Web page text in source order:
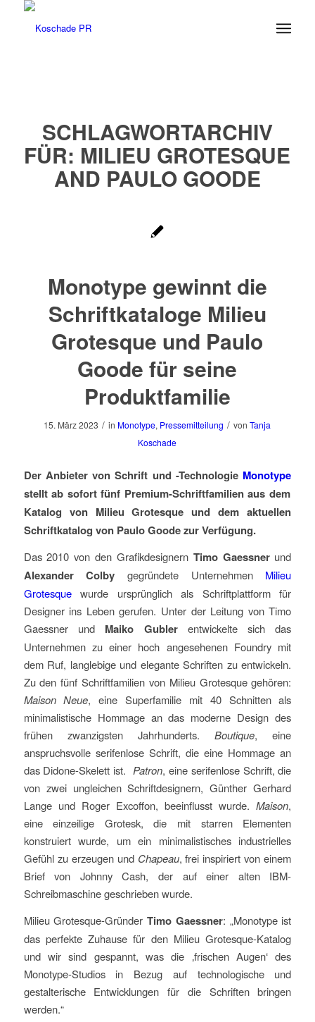
SCHLAGWORTARCHIV
FÜR: MILIEU GROTESQUE
AND PAULO GOODE
Monotype gewinnt die
Schriftkataloge Milieu
Grotesque und Paulo
Goode für seine
Produktfamilie
15. März 2023 / in Monotype, Pressemitteilung / vonTanja
Koschade
Der Anbieter von Schrift und -Technologie Monotype
stellt ab sofort fünf Premium-Schriftfamilien aus dem
Katalog von Milieu Grotesque und dem aktuellen
Schriftkatalog von Paulo Goode zur Verfügung.
Das 2010 von den Grafikdesignern Timo Gaessnerund
Alexander Colby gegründete Unternehmen Milieu
Grotesquewurde ursprünglich als Schriftplattform für
Designer ins Leben gerufen. Unter der Leitung von Timo
Gaessner und Maiko Gublerentwickelte sich das
Unternehmen zu einer hoch angesehenen Foundry mit
dem Ruf, langlebige und elegante Schriften zu entwickeln.
Zu den fünf Schriftfamilien von Milieu Grotesque gehören:
Maison Neue, eine Superfamilie mit 40 Schnitten als
minimalistische Hommage an das moderne Design des
frühen zwanzigsten Jahrhunderts.Boutique, eine
anspruchsvolle serifenlose Schrift, die eine Hommage an
das Didone-Skelett ist. Patron, eine serifenlose Schrift, die
von zwei ungleichen Schriftdesignern, Günther Gerhard
Lange und Roger Excoffon, beeinflusst wurde.Maison,
eine einzeilige Grotesk, die mit starren Elementen
konstruiert wurde, um ein minimalistisches industrielles
Gefühl zu erzeugen und Chapeau, frei inspiriert von einem
Brief von Johnny Cash, der auf einer alten IBM-
Schreibmaschine geschrieben wurde.
Milieu Grotesque-GründerTimo Gaessner: „Monotype ist
das perfekte Zuhause für den Milieu Grotesque-Katalog
und wir sind gespannt, was die ‚frischen Augen‘ des
Monotype-Studios in Bezug auf technologische und
gestalterische Entwicklungen für die Schriften bringen
werden.“